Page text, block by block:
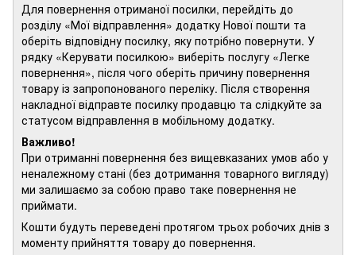
Для повернення отриманої посилки, перейдіть до
розділу «Мої відправлення» додатку Нової пошти та
оберіть відповідну посилку, яку потрібно повернути. У
рядку «Керувати посилкою» виберіть послугу «Легке
повернення», після чого оберіть причину повернення
товару із запропонованого переліку. Після створення
накладної відправте посилку продавцю та слідкуйте за
статусом відправлення в мобільному додатку.
Важливо!
При отриманні повернення без вищевказаних умов або у
неналежному стані (без дотримання товарного вигляду)
ми залишаємо за собою право таке повернення не
приймати.
Кошти будуть переведені протягом трьох робочих днів з
моменту прийняття товару до повернення.